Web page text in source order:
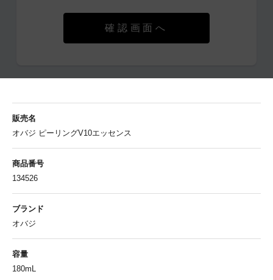
確認画面へ
販売名
オバジ ピーリングV10エッセンス
商品番号
134526
ブランド
オバジ
容量
180mL